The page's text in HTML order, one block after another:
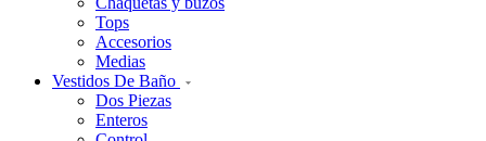
Tops
Accesorios
Medias
Vestidos De Baño
Dos Piezas
Enteros